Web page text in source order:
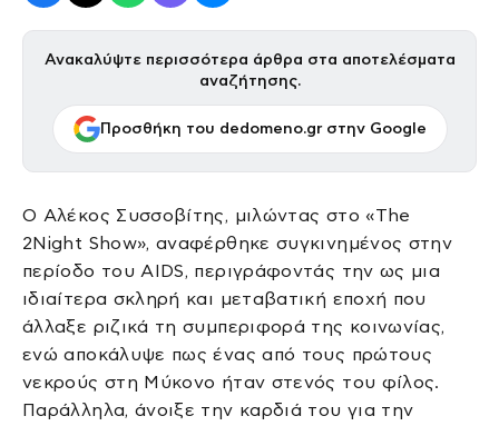
Ανακαλύψτε περισσότερα άρθρα στα αποτελέσματα
αναζήτησης.
Προσθήκη του dedomeno.gr στην Google
Ο Αλέκος Συσσοβίτης, μιλώντας στο «The
2Night Show», αναφέρθηκε συγκινημένος στην
περίοδο του AIDS, περιγράφοντάς την ως μια
ιδιαίτερα σκληρή και μεταβατική εποχή που
άλλαξε ριζικά τη συμπεριφορά της κοινωνίας,
ενώ αποκάλυψε πως ένας από τους πρώτους
νεκρούς στη Μύκονο ήταν στενός του φίλος.
Παράλληλα, άνοιξε την καρδιά του για την